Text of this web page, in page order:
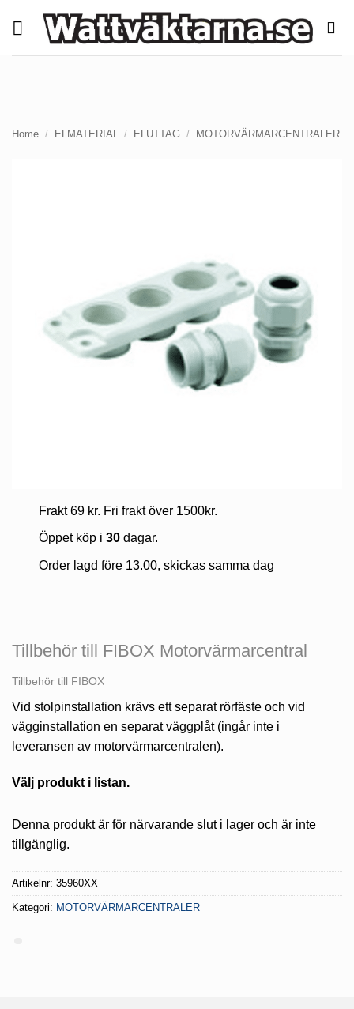
Home / ELMATERIAL / ELUTTAG / MOTORVÄRMARCENTRALER
Frakt 69 kr. Fri frakt över 1500kr.
Öppet köp i 30dagar.
Order lagd före 13.00, skickas samma dag
Tillbehör till FIBOX Motorvärmarcentral
Tillbehör till FIBOX
Vid stolpinstallation krävs ett separat rörfäste och vid
vägginstallation en separat väggplåt (ingår inte i
leveransen av motorvärmarcentralen).
Välj produkt i listan.
Denna produkt är för närvarande slut i lager och är inte
tillgänglig.
Artikelnr: 35960XX
Kategori: MOTORVÄRMARCENTRALER